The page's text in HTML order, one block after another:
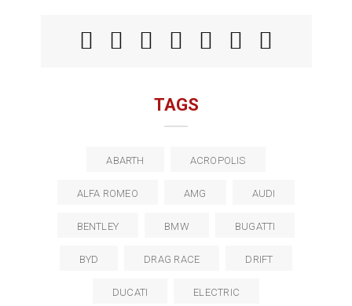
TAGS
ABARTH ACROPOLIS
ALFA ROMEO AMG AUDI
BENTLEY BMW BUGATTI
BYD DRAG RACE DRIFT
DUCATI ELECTRIC